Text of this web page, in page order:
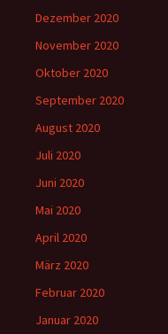
Dezember 2020
November 2020
Oktober 2020
September 2020
August 2020
Juli 2020
Juni 2020
Mai 2020
April 2020
März 2020
Februar 2020
Januar 2020